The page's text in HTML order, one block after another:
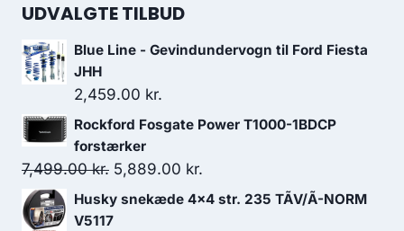
UDVALGTE TILBUD
Blue Line - Gevindundervogn til Ford Fiesta
JHH
2,459.00 kr.
Rockford Fosgate Power T1000-1BDCP
forstærker
7,499.00kr. Den
oprindelige
pris
5,889.00 kr.
aktuelle
Husky snekæde 4x4 str. 235 TÃV/Ã-NORM
V5117